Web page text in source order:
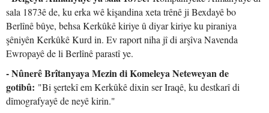
sala 1873ê de, ku erka wê kişandina xeta trênê ji Bexdayê bo
Berlînê bûye, behsa Kerkûkê kiriye û diyar kiriye ku piraniya
şêniyên Kerkûkê Kurd in. Ev raport niha jî di arşîva Navenda
Ewropayê de li Berlînê parastî ye.
- Nûnerê Brîtanyaya Mezin di Komeleya Neteweyan de
gotibû: "Bi şertekî em Kerkûkê dixin ser Iraqê, ku destkarî di
dîmografyayê de neyê kirin."